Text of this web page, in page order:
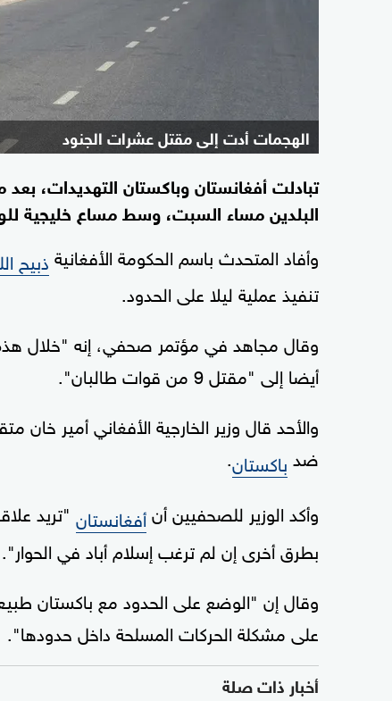
الهجمات أدت إلى مقتل عشرات الجنود
تبادلت أفغانستان وباكستان التهديدات،
البلدين مساء السبت، وسط مساع خليجية
وأفاد المتحدث باسم الحكومة الأفغانية ذبيح
تنفيذ عملية ليلا على الحدود.
أيضا إلى "مقتل 9 من قوات طالبان".
والأحد قال وزير الخارجية الأفغاني أمير
ضد باكستان.
وأكد الوزير للصحفيين أنأفغانستان "تريد
بطرق أخرى إن لم ترغب إسلام أباد في الحوار".
وقال إن "الوضع على الحدود مع باكستان
على مشكلة الحركات المسلحة داخل حدودها".
أخبار ذات صلة